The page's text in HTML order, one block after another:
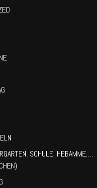
SCHULE, HEBAMME,…